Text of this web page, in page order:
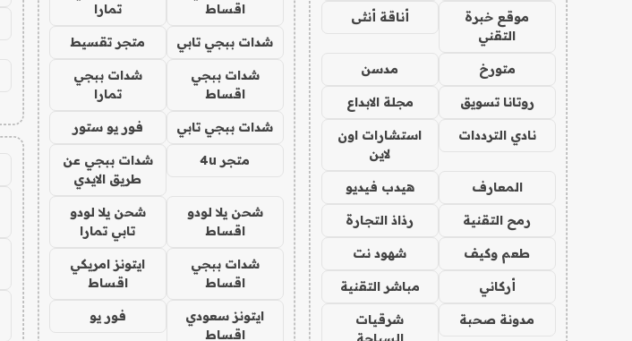
موقع خبرة
التقني
أناقة أنثى
متورخ مدسن
روتانا تسويق مجلة الابداع
نادي الترددات
استشارات اون
لاين
المعارف هيدب فيديو
رمح التقنية رذاذ التجارة
طعم وكيف شهود نت
أركاني مباشر التقنية
مدونة صحبة
شرقيات
اقساط
تمارا
شدات ببجي تابي متجر تقسيط
شدات ببجي
اقساط
شدات ببجي
تمارا
شدات ببجي تابي فور يو ستور
متجر 4u
شدات ببجي عن
طريق الايدي
شحن يلا لودو
اقساط
شحن يلا لودو
تابي تمارا
شدات ببجي
اقساط
ايتونز امريكي
اقساط
ايتونز سعودي
اقساط
فور يو